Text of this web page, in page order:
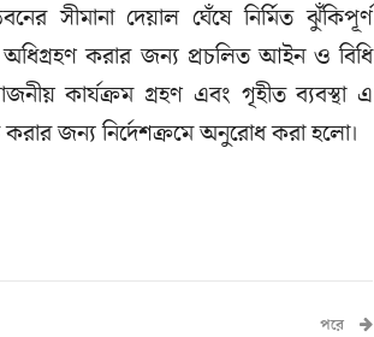
সীমানা দেয়াল ঘেঁষে নির্মিত ঝুঁকিপূর্ণ
করার জন্য প্রচলিত আইন ও বিধি
কার্যক্রম গ্রহণ এবং গৃহীত ব্যবস্থা এ
জন্য নির্দেশক্রমে অনুরোধ করা হলো।
পরে